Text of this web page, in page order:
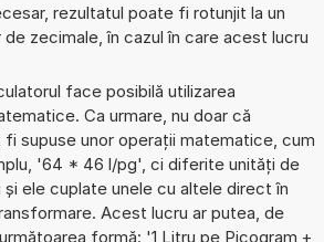
rezultatul poate fi rotunjit la un
de zecimale, în cazul în care acest lucru
face posibilă utilizarea
Ca urmare, nu doar că
supuse unor operații matematice, cum
'64 * 46 l/pg', ci diferite unități de
ele cuplate unele cu altele direct în
Acest lucru ar putea, de
formă: '1 Litru pe Picogram +